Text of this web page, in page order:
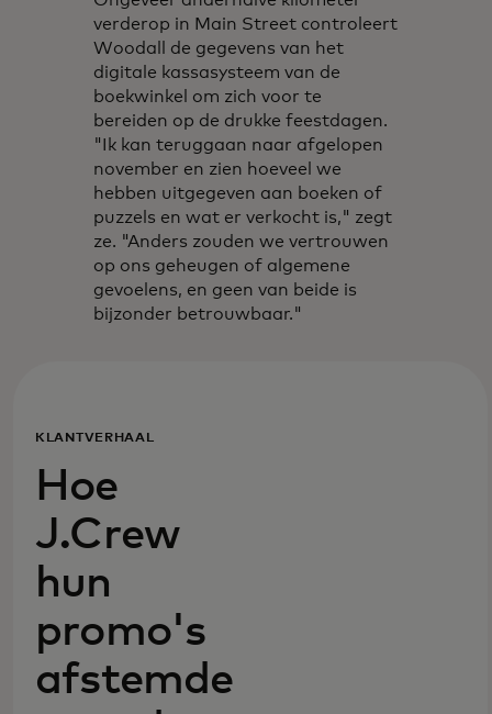
verderop in Main Street controleert
Woodall de gegevens van het
digitale kassasysteem van de
boekwinkel om zich voor te
bereiden op de drukke feestdagen.
"Ik kan teruggaan naar afgelopen
november en zien hoeveel we
hebben uitgegeven aan boeken of
puzzels en wat er verkocht is," zegt
ze. "Anders zouden we vertrouwen
op ons geheugen of algemene
gevoelens, en geen van beide is
bijzonder betrouwbaar."
KLANTVERHAAL
Hoe
J.Crew
hun
promo's
afstemde